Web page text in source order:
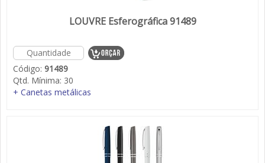
LOUVRE Esferográfica 91489
Código: 91489
Qtd. Mínima: 30
+ Canetas metálicas